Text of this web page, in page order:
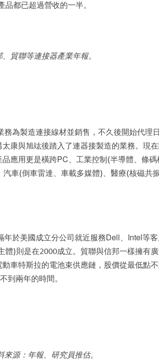
都已超過營收的一半。
貿聯等連接器產業年報。
為製造連接線材並銷售，不久後開始代理
康與旭竑後踏入了連器接製造的業務。現
應用更是橫跨PC、工業控制(半導體、條碼
車(倒車雷達、車載多媒體)、醫療(核磁共
年於美國成立分公司就近服務Dell、Intel等
體)則是在2000成立。貿聯與信邦一樣擁有
車特斯拉的電池束供應鏈，股價從最低點
到兩年的時間。
源：年報、研究員推估。